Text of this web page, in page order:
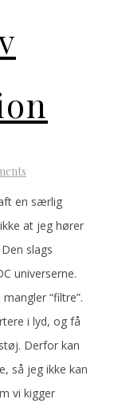
en særlig
at jeg hører
slags
universerne.
“filtre”.
i lyd, og få
Derfor kan
så jeg ikke kan
vi kigger